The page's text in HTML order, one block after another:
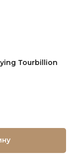
Tourbillion